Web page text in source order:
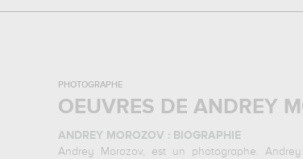
PHOTOGRAPHE
OEUVRES DE ANDREY
ANDREY MOROZOV : BIOGRAPHIE
Andrey Morozov, est un photographe.